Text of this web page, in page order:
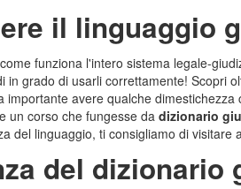
il linguaggio
funziona l'intero sistema legale-
in grado di usarli correttamente! Scopri
importante avere qualche
un corso che fungesse da dizionario
del linguaggio, ti consigliamo di visitare
del dizionario